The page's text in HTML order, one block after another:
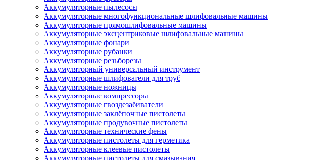
Аккумуляторные пылесосы
Аккумуляторные многофункциональные шлифовальные машины
Аккумуляторные прямошлифовальные машины
Аккумуляторные эксцентриковые шлифовальные машины
Аккумуляторные фонари
Аккумуляторные рубанки
Аккумуляторные резьборезы
Аккумуляторный универсальный инструмент
Аккумуляторные шлифователи для труб
Аккумуляторные ножницы
Аккумуляторные компрессоры
Аккумуляторные гвоздезабиватели
Аккумуляторные заклёпочные пистолеты
Аккумуляторные продувочные пистолеты
Аккумуляторные технические фены
Аккумуляторные пистолеты для герметика
Аккумуляторные клеевые пистолеты
Аккумуляторные пистолеты для смазывания